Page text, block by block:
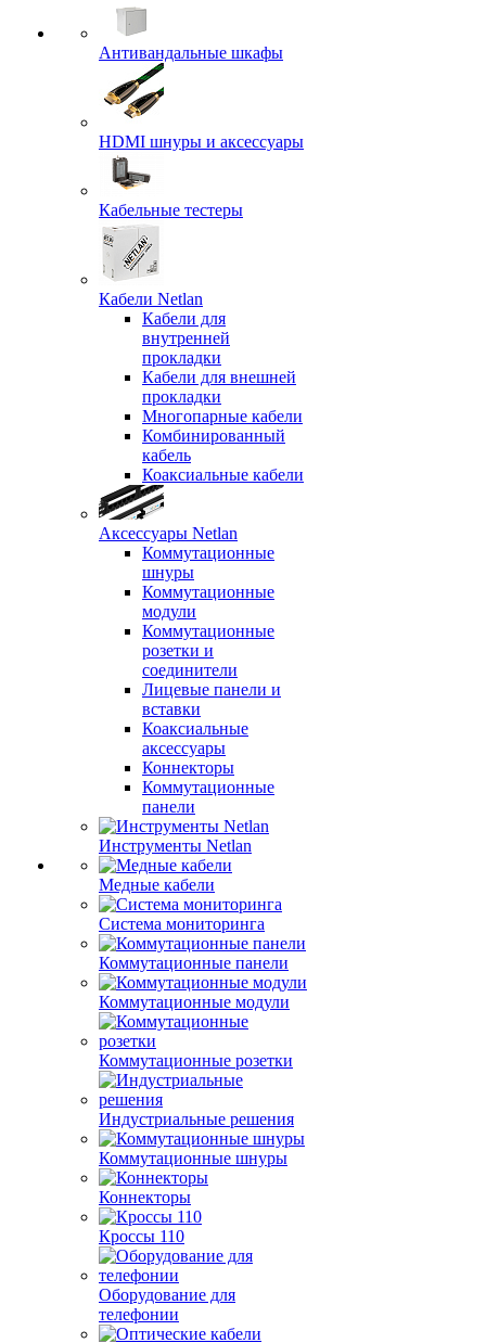
Антивандальные шкафы
HDMI шнуры и аксессуары
Кабельные тестеры
Кабели Netlan
Кабели для
внутренней
прокладки
Кабели для внешней
прокладки
Многопарные кабели
Комбинированный
кабель
Коаксиальные кабели
Аксессуары Netlan
Коммутационные
шнуры
Коммутационные
модули
Коммутационные
розетки и
соединители
Лицевые панели и
вставки
Коаксиальные
аксессуары
Коннекторы
Коммутационные
панели
Инструменты Netlan
Медные кабели
Система мониторинга
Коммутационные панели
Коммутационные модули
Коммутационные розетки
Индустриальные решения
Коммутационные шнуры
Коннекторы
Кроссы 110
Оборудование для
телефонии